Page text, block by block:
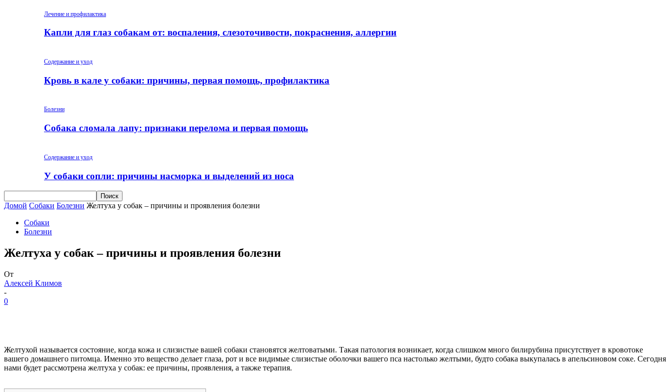
Лечение и профилактика
Капли для глаз собакам от: воспаления, слезоточивости, покраснения, аллергии
Содержание и уход
Кровь в кале у собаки: причины, первая помощь, профилактика
Болезни
Собака сломала лапу: признаки перелома и первая помощь
Содержание и уход
У собаки сопли: причины насморка и выделений из носа
Домой Собаки Болезни Желтуха у собак – причины и проявления болезни
Собаки
Болезни
Желтуха у собак – причины и проявления болезни
От
Алексей Климов
-
0
Желтухой называется состояние, когда кожа и слизистые вашей собаки становятся желтоватыми. Такая патология возникает, когда слишком много билирубина присутствует в кровотоке
вашего домашнего питомца. Именно это вещество делает глаза, рот и все видимые слизистые оболочки вашего пса настолько желтыми, будто собака выкупалась в апельсиновом соке. Сегодня
нами будет рассмотрена желтуха у собак: ее причины, проявления, а также терапия.